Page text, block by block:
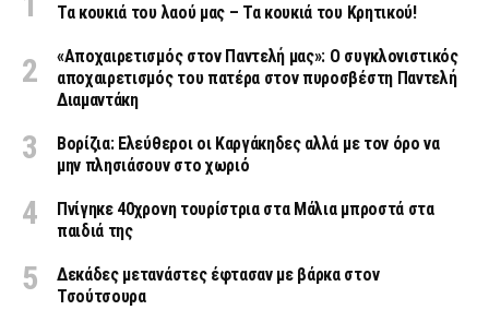
Τα κουκιά του λαού μας – Τα κουκιά του Κρητικού!
«Aποχαιρετισμός στον Παντελή μας»: Ο συγκλονιστικός
αποχαιρετισμός του πατέρα στον πυροσβέστη Παντελή
Διαμαντάκη
Βορίζια: Ελεύθεροι οι Καργάκηδες αλλά με τον όρο να
μην πλησιάσουν στο χωριό
Πνίγηκε 40χρονη τουρίστρια στα Μάλια μπροστά στα
παιδιά της
Δεκάδες μετανάστες έφτασαν με βάρκα στον
Τσούτσουρα